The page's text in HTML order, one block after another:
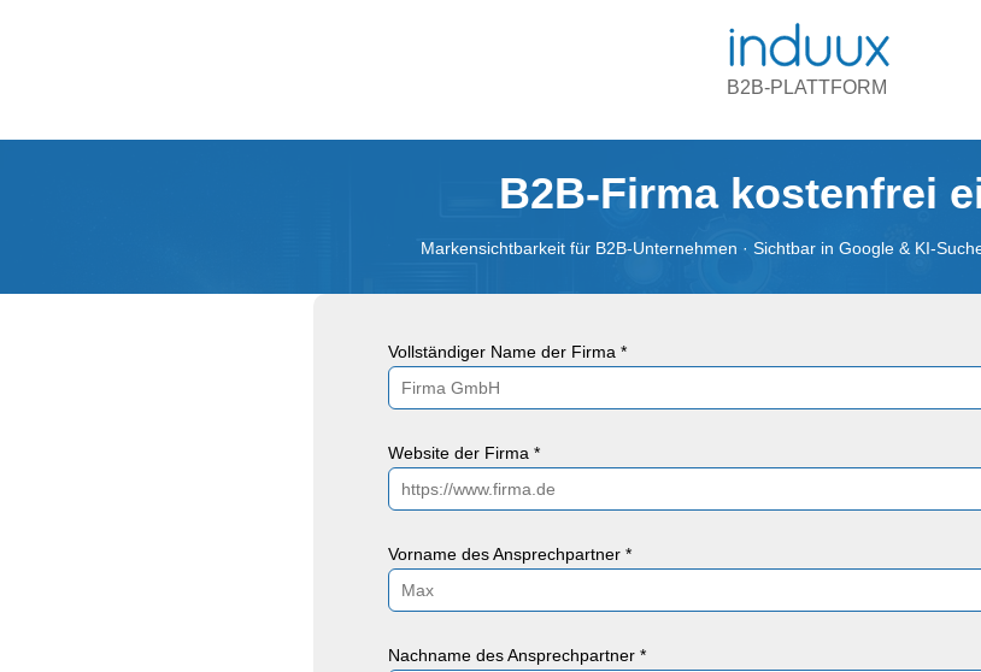
B2B-Firma kostenfrei
B2B-PLATTFORM
Vollständiger Name der Firma *
Website der Firma *
Vorname des Ansprechpartner *
Nachname des Ansprechpartner *
Markensichtbarkeit für B2B-Unternehmen · Sichtbar in Google & KI-